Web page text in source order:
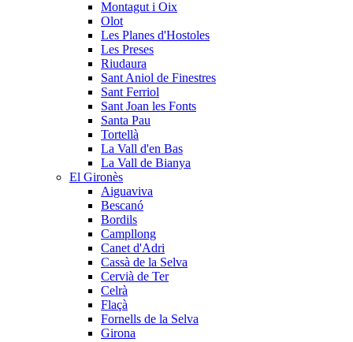
Montagut i Oix
Olot
Les Planes d'Hostoles
Les Preses
Riudaura
Sant Aniol de Finestres
Sant Ferriol
Sant Joan les Fonts
Santa Pau
Tortellà
La Vall d'en Bas
La Vall de Bianya
El Gironès
Aiguaviva
Bescanó
Bordils
Campllong
Canet d'Adri
Cassà de la Selva
Cervià de Ter
Celrà
Flaçà
Fornells de la Selva
Girona